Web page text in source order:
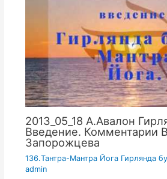
2013_05_18 А.Авалон
Введение. Комментарии
Запорожцева
136.Тантра-Мантра Йога Гирлянда
admin